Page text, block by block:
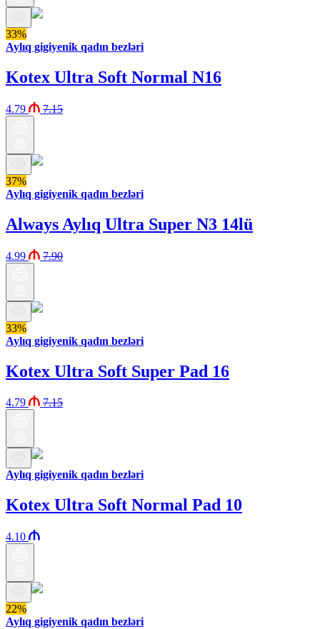
33%
Aylıq gigiyenik qadın bezləri
Kotex Ultra Soft Normal N16
4.79 7.15
37%
Aylıq gigiyenik qadın bezləri
Always Aylıq Ultra Super N3 14lü
4.99 7.90
33%
Aylıq gigiyenik qadın bezləri
Kotex Ultra Soft Super Pad 16
4.79 7.15
Aylıq gigiyenik qadın bezləri
Kotex Ultra Soft Normal Pad 10
4.10
22%
Aylıq gigiyenik qadın bezləri